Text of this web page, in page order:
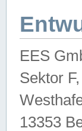
EES
Sektor
13353